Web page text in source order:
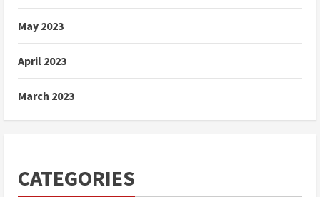
May 2023
April 2023
March 2023
CATEGORIES